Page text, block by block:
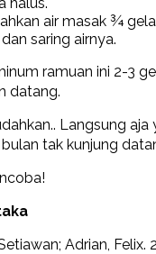
air masak ¾
saring airnya.
ramuan ini 2-3
datang.
Langsung aja
tak kunjung
Adrian, Felix.